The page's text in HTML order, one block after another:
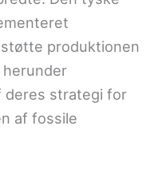
produktionen
strategi for
af fossile